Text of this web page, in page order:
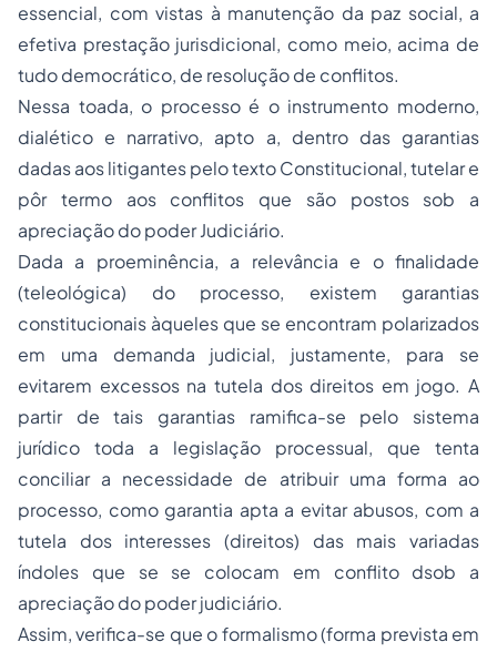
essencial, com vistas à manutenção da paz social, a
efetiva prestação jurisdicional, como meio, acima de
tudo democrático, de resolução de conflitos.
Nessa toada, o processo é o instrumento moderno,
dialético e narrativo, apto a, dentro das garantias
dadas aos litigantes pelo texto Constitucional, tutelar e
pôr termo aos conflitos que são postos sob a
apreciação do poder Judiciário.
Dada a proeminência, a relevância e o finalidade
(teleológica) do processo, existem garantias
constitucionais àqueles que se encontram polarizados
em uma demanda judicial, justamente, para se
evitarem excessos na tutela dos direitos em jogo. A
partir de tais garantias ramifica-se pelo sistema
jurídico toda a legislação processual, que tenta
conciliar a necessidade de atribuir uma forma ao
processo, como garantia apta a evitar abusos, com a
tutela dos interesses (direitos) das mais variadas
índoles que se se colocam em conflito dsob a
apreciação do poder judiciário.
Assim, verifica-se que o formalismo (forma prevista em